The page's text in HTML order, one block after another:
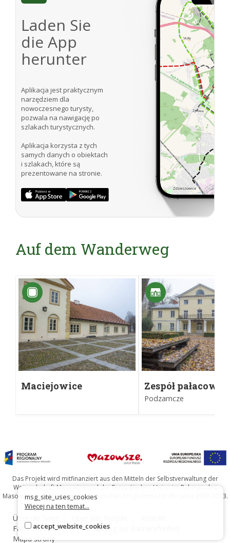
Laden Sie
die App
herunter
Aplikacja jest praktycznym
narzędziem dla
nowoczesnego turysty,
pozwala na nawigację po
szlakach turystycznych.
Aplikacja korzysta z tych
samych danych o obiektach
i szlakach, które są
prezentowane na stronie.
Auf dem Wanderweg
Maciejowice Zespół pałacowo-
parkowy w
Podzamczu
Podzamcze
Das Projekt wird mitfinanziert aus den Mitteln der Selbstverwaltung der
Woiwodschaft Masowien und der Europäischen Union im Rahmen des
Masowischen Regionalen Operationellen Programms für die Jahre 2007-2013.
Über die Seite
Falsches Zeichen?
Erklärung zur Barrierefreiheit
Mapa strony
msg_site_uses_cookies
Więcej na ten temat...
accept_website_cookies